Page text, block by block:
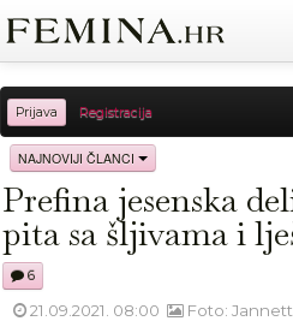
Prijava Registracija
Sreća
Moda Ljubav Relax
NAJNOVIJI ČLANCI
Prefina jesenska
pita sa šljivama i
6
21.09.2021. 08:00 Foto: